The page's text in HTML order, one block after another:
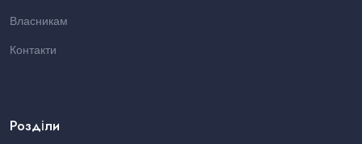
Власникам
Контакти
Розділи